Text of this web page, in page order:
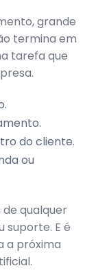
grande
termina em
tarefa que
do cliente.
ou
de qualquer
suporte. E é
a próxima